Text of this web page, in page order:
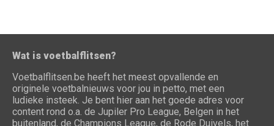
Wat is voetbalflitsen?
Voetbalflitsen.be heeft het meest opvallende en
originele voetbalnieuws voor jou in petto, met een
ludieke insteek. Je bent hier aan het goede adres voor
content rond o.a. de Jupiler Pro League, Belgen in het
buitenland, de Champions League, de Rode Duivels, het